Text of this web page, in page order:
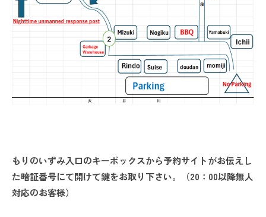
もりのいずみ入口のキーボックスから予約サイトがお伝えし
た暗証番号にて開けて鍵をお取り下さい。（20：00以降無人
対応のお客様）